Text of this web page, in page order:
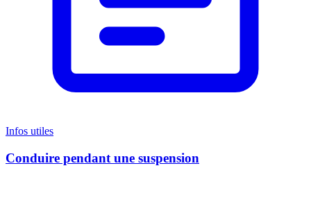
Infos utiles
Conduire pendant une suspension